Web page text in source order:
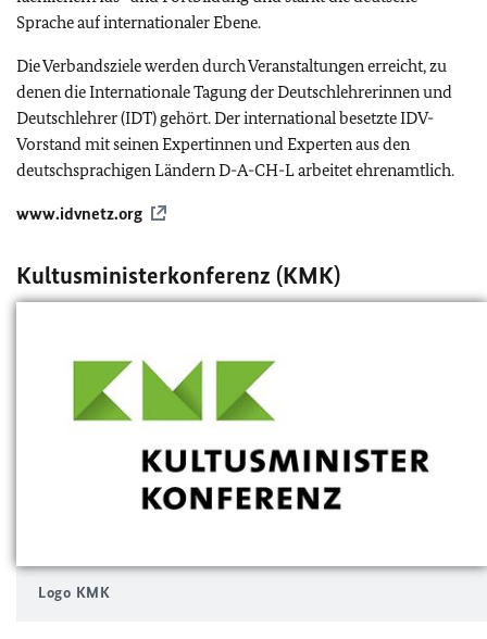
Sprache auf internationaler Ebene.
Die Verbandsziele werden durch Veranstaltungen erreicht, zu
denen die Internationale Tagung der Deutschlehrerinnen und
Deutschlehrer (IDT) gehört. Der international besetzte IDV-
Vorstand mit seinen Expertinnen und Experten aus den
deutschsprachigen Ländern D-A-CH-L arbeitet ehrenamtlich.
www.idvnetz.org
Kultusministerkonferenz (KMK)
Logo KMK